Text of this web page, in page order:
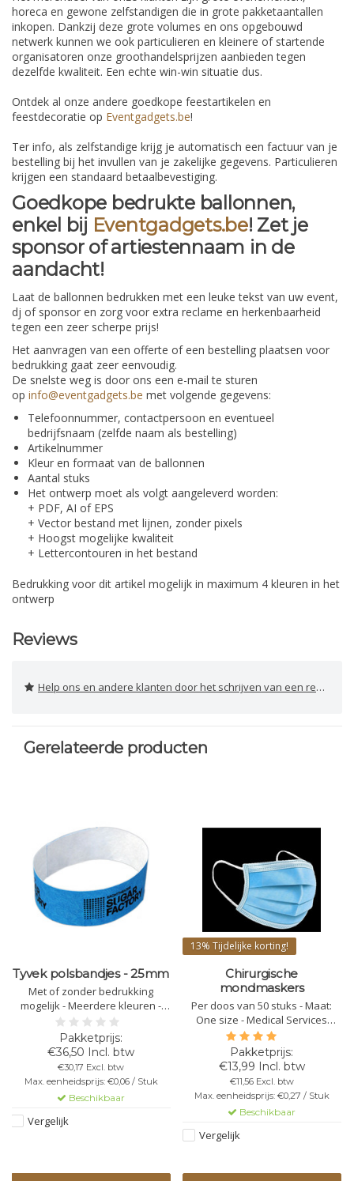
horeca en gewone zelfstandigen die in grote pakketaantallen
inkopen. Dankzij deze grote volumes en ons opgebouwd
netwerk kunnen we ook particulieren en kleinere of startende
organisatoren onze groothandelsprijzen aanbieden tegen
dezelfde kwaliteit. Een echte win-win situatie dus.
Ontdek al onze andere goedkope feestartikelen en
feestdecoratie op Eventgadgets.be!
Ter info, als zelfstandige krijg je automatisch een factuur van je
bestelling bij het invullen van je zakelijke gegevens. Particulieren
krijgen een standaard betaalbevestiging.
Goedkope bedrukte ballonnen,
enkel bij Eventgadgets.be! Zet je
sponsor of artiestennaam in de
aandacht!
Laat de ballonnen bedrukken met een leuke tekst van uw event,
dj of sponsor en zorg voor extra reclame en herkenbaarheid
tegen een zeer scherpe prijs!
Het aanvragen van een offerte of een bestelling plaatsen voor
bedrukking gaat zeer eenvoudig.
De snelste weg is door ons een e-mail te sturen
op info@eventgadgets.be met volgende gegevens:
Telefoonnummer, contactpersoon en eventueel
bedrijfsnaam (zelfde naam als bestelling)
Artikelnummer
Kleur en formaat van de ballonnen
Aantal stuks
Het ontwerp moet als volgt aangeleverd worden:
+ PDF, AI of EPS
+ Vector bestand met lijnen, zonder pixels
+ Hoogst mogelijke kwaliteit
+ Lettercontouren in het bestand
Bedrukking voor dit artikel mogelijk in maximum 4 kleuren in het
ontwerp
Reviews
Help ons en andere klanten door het schrijven van een review
Gerelateerde producten
Tyvek polsbandjes - 25mm
Met of zonder bedrukking
mogelijk - Meerdere kleuren -
Goede kwaliteit van tyvek -
25mm - Opgelet: Basiskost van €
17,50 bij elke bestelling onder
1000 stuks!
€36,50 Incl. btw
€30,17 Excl. btw
Max. eenheidsprijs: €0,06 / Stuk
Beschikbaar
Vergelijk
13% Tijdelijke korting!
Chirurgische
mondmaskers
Per doos van 50 stuks - Maat:
One size - Medical Services
Directive 94/32/EEC Annex VII
Class 1 EN149 - Om redenen van
bescherming van de hygiëne
kan dit artikel niet worden
teruggenomen.
€13,99 Incl. btw
€11,56 Excl. btw
Max. eenheidsprijs: €0,27 / Stuk
Beschikbaar
Vergelijk